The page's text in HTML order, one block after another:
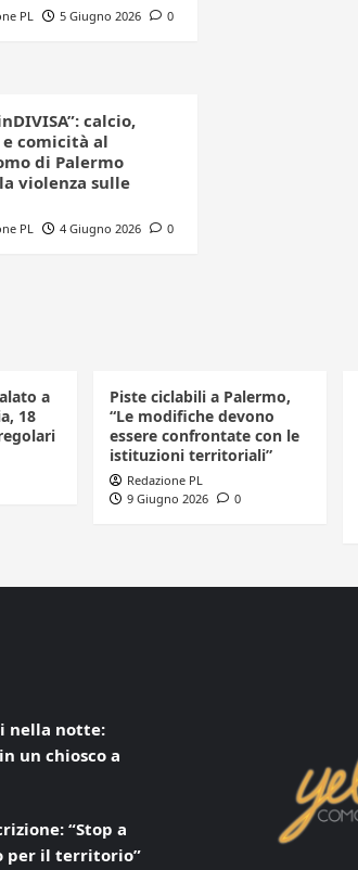
PL 5 Giugno 2026 0
calcio,
e comicità al
di Palermo
violenza sulle
PL 4 Giugno 2026 0
a
18
Piste ciclabili a Palermo,
“Le modifiche devono
essere confrontate con le
istituzioni territoriali”
Redazione PL
9 Giugno 2026
0
nella notte:
un chiosco a
“Stop a
per il territorio”